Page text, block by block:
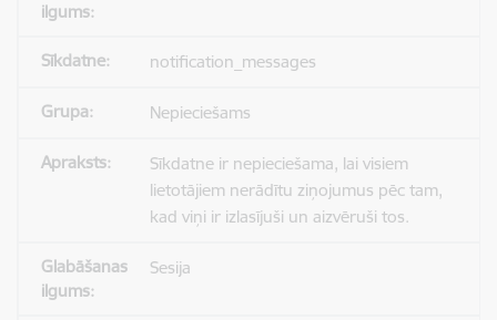
notification_messages
Nepieciešams
Sīkdatne ir nepieciešama, lai visiem
lietotājiem nerādītu ziņojumus pēc tam,
kad viņi ir izlasījuši un aizvēruši tos.
Sesija